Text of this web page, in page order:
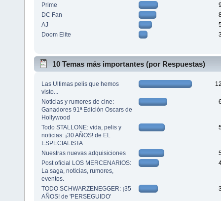
Prime
DC Fan
AJ
Doom Elite
10 Temas más importantes (por Respuestas)
Las Ultimas pelis que hemos
visto...
Noticias y rumores de cine:
Ganadores 91ª Edición Oscars de
Hollywood
Todo STALLONE: vida, pelis y
noticias: ¡30 AÑOS! de EL
ESPECIALISTA
Nuestras nuevas adquisiciones
Post oficial LOS MERCENARIOS:
La saga, noticias, rumores,
eventos.
TODO SCHWARZENEGGER: ¡35
AÑOS! de 'PERSEGUIDO'